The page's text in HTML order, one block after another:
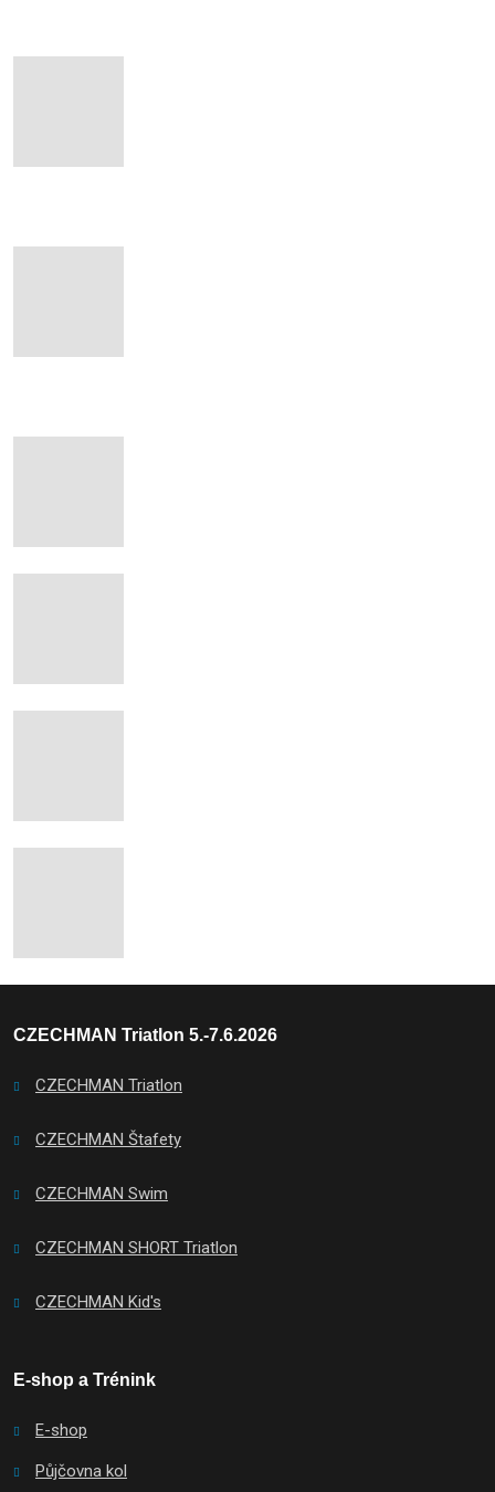
CZECHMAN Triatlon 5.-7.6.2026
CZECHMAN Triatlon
CZECHMAN Štafety
CZECHMAN Swim
CZECHMAN SHORT Triatlon
CZECHMAN Kid's
E-shop a Trénink
E-shop
Půjčovna kol